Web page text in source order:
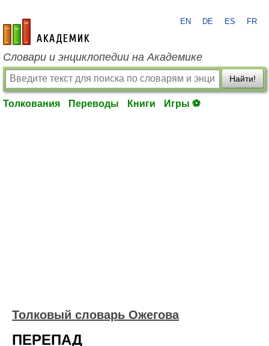
academic.ru
EN DE ES FR
Словари и энциклопедии на Академике
Найти!
Толкования Переводы Книги Игры ⚽
Толковый словарь Ожегова
ПЕРЕПАД